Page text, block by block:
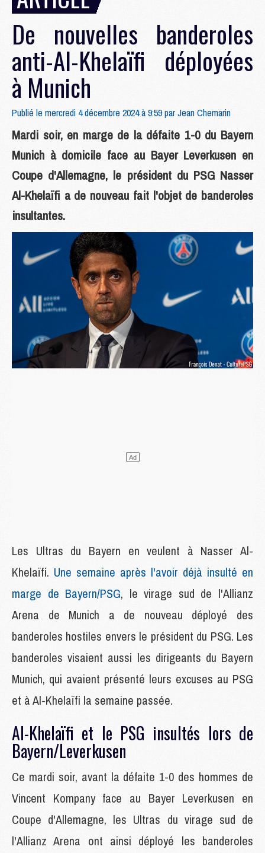
De nouvelles banderoles
anti-Al-Khelaïfi déployées
à Munich
Publié le mercredi 4 décembre 2024 à 9:59 parJean Chemarin
Mardi soir, en marge de la défaite 1-0 du Bayern
Munich à domicile face au Bayer Leverkusen en
Coupe d'Allemagne, le président du PSG Nasser
Al-Khelaïfi a de nouveau fait l'objet de banderoles
insultantes.
Les Ultras du Bayern en veulent à Nasser Al-
Khelaïfi. Une semaine après l'avoir déjà insulté en
marge de Bayern/PSG, le virage sud de l'Allianz
Arena de Munich a de nouveau déployé des
banderoles hostiles envers le président du PSG. Les
banderoles visaient aussi les dirigeants du Bayern
Munich, qui avaient présenté leurs excuses au PSG
et à Al-Khelaïfi la semaine passée.
Al-Khelaïfi et le PSG insultés lors de
Bayern/Leverkusen
Ce mardi soir, avant la défaite 1-0 des hommes de
Vincent Kompany face au Bayer Leverkusen en
Coupe d'Allemagne, les Ultras du virage sud de
l'Allianz Arena ont ainsi déployé les banderoles